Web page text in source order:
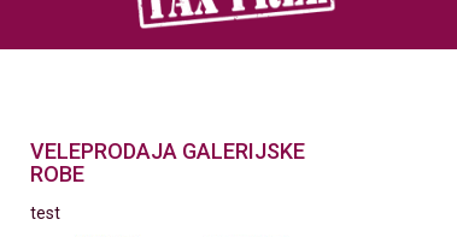
VELEPRODAJA GALERIJSKE
ROBE
test